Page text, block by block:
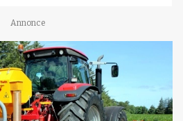
Annonce